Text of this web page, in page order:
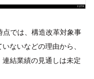
では、構造改革対象事
ないなどの理由から、
結業績の見通しは未定